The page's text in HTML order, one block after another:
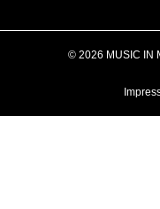
© 2026 MUSIC IN